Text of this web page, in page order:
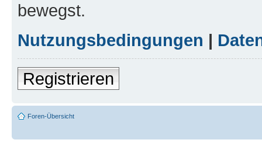
bewegst.
Nutzungsbedingungen |
Registrieren
Foren-Übersicht